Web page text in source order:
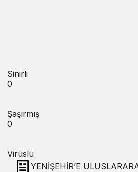
Sinirli
0
Şaşırmış
0
Virüslü
YENİŞEHİR’E